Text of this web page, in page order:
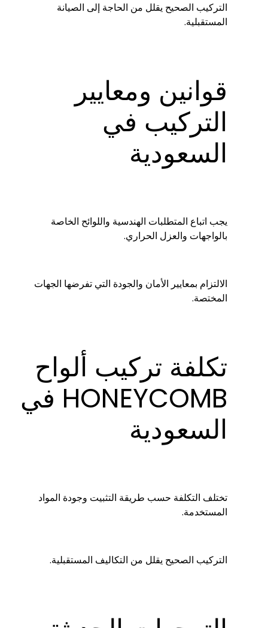
التركيب الصحيح يقلل من الحاجة إلى الصيانة
المستقبلية.
قوانين ومعايير
التركيب في
السعودية
يجب اتباع المتطلبات الهندسية واللوائح الخاصة
بالواجهات والعزل الحراري.
الالتزام بمعايير الأمان والجودة التي تفرضها الجهات
المختصة.
تكلفة تركيب ألواح
HONEYCOMB في
السعودية
تختلف التكلفة حسب طريقة التثبيت وجودة المواد
المستخدمة.
التركيب الصحيح يقلل من التكاليف المستقبلية.